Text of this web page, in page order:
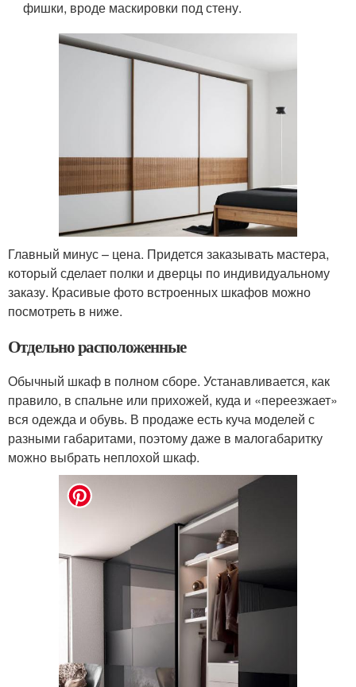
фишки, вроде маскировки под стену.
Главный минус – цена. Придется заказывать мастера,
который сделает полки и дверцы по индивидуальному
заказу. Красивые фото встроенных шкафов можно
посмотреть в ниже.
Отдельно расположенные
Обычный шкаф в полном сборе. Устанавливается, как
правило, в спальне или прихожей, куда и «переезжает»
вся одежда и обувь. В продаже есть куча моделей с
разными габаритами, поэтому даже в малогабаритку
можно выбрать неплохой шкаф.